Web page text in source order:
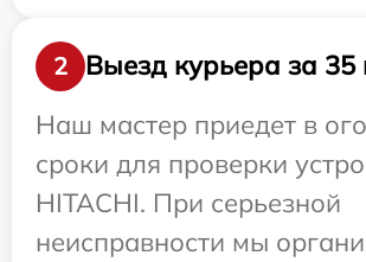
2
Выезд курьера за 35
Наш мастер приедет в
сроки для проверки
HITACHI. При серьезной
неисправности мы